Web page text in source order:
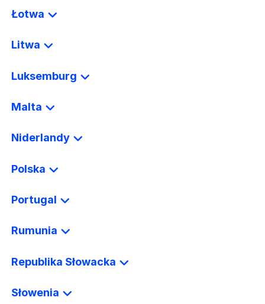
Łotwa
Litwa
Luksemburg
Malta
Niderlandy
Polska
Portugal
Rumunia
Republika Słowacka
Słowenia